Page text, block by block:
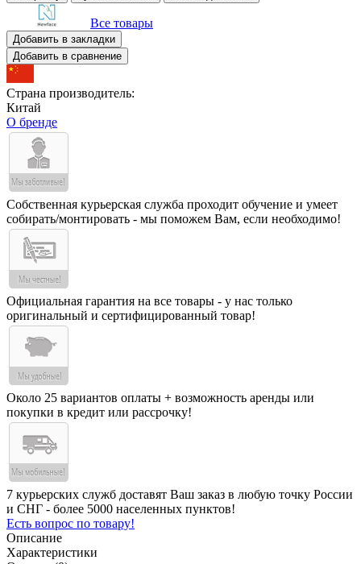
Все товары
Добавить в закладки
Добавить в сравнение
Страна производитель:
Китай
О бренде
Собственная курьерская служба проходит обучение и умеет
собирать/монтировать - мы поможем Вам, если необходимо!
Официальная гарантия на все товары - у нас только
оригинальный и сертифицированный товар!
Около 25 вариантов оплаты + возможность аренды или
покупки в кредит или рассрочку!
7 курьерских служб доставят Ваш заказ в любую точку России
и СНГ - более 5000 населенных пунктов!
Есть вопрос по товару!
Описание
Характеристики